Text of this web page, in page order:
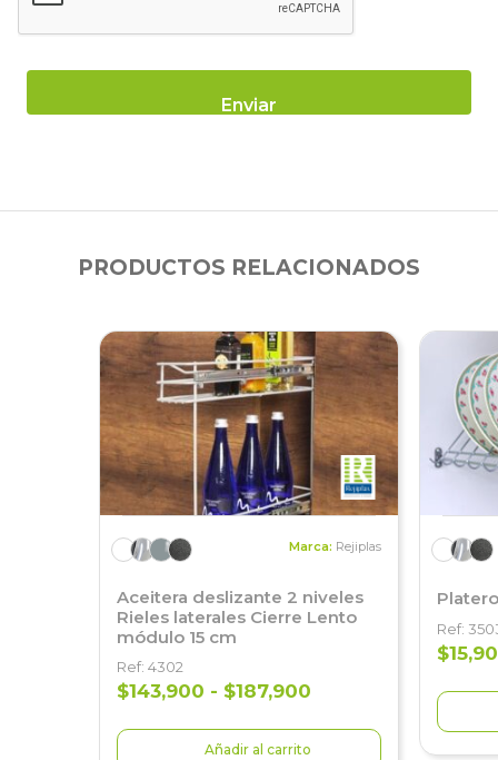
PRODUCTOS RELACIONADOS
Marca: Rejiplas
Aceitera deslizante 2 niveles
Rieles laterales Cierre Lento
módulo 15 cm
Ref: 4302
$143,900 - $187,900
Añadir al carrito
Ref: